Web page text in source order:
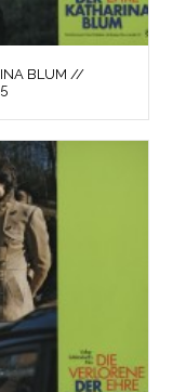
BLUM //